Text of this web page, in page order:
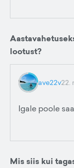
lootust?
ave22v22.
Igale poole
Mis siis kui